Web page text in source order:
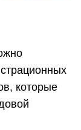
которые